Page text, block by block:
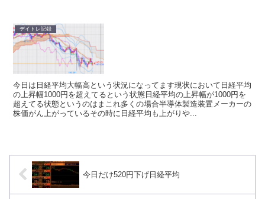
デイトレ記録
今日は日経平均大幅高という状況になってます現状において日経平均
の上昇幅1000円を超えてるという状態日経平均の上昇幅が1000円を
超えてる状態というのはまこれ多くの場合半導体製造装置メーカーの
株価がん上がっているその時に日経平均も上がりや...
今日だけ520円下げ日経平均